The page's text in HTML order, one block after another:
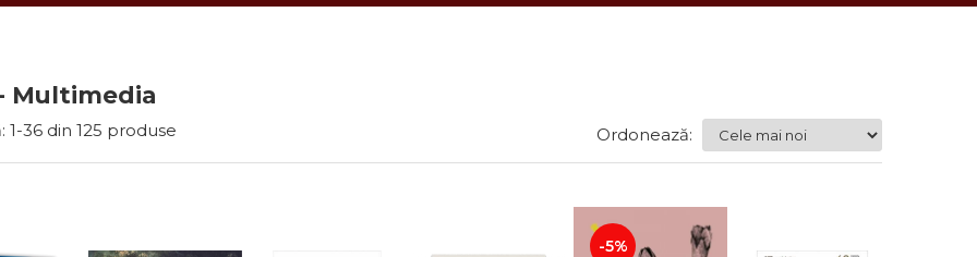
Multimedia
1-36 din 125 produse Ordonează:
-5%